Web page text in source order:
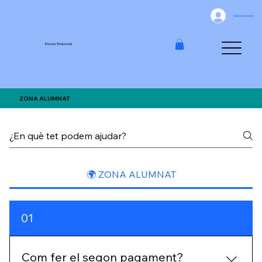
Escola l'Empordà
Inicia la sessió
ZONA ALUMNAT
🌍 ZONA ALUMNAT
01
Com fer el segon pagament?